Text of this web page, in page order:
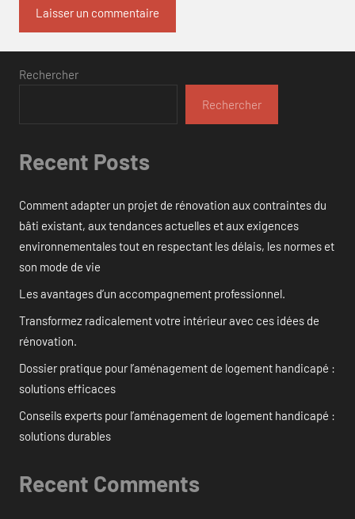
Rechercher
Rechercher
Recent Posts
Comment adapter un projet de rénovation aux contraintes du
bâti existant, aux tendances actuelles et aux exigences
environnementales tout en respectant les délais, les normes et
son mode de vie
Les avantages d’un accompagnement professionnel.
Transformez radicalement votre intérieur avec ces idées de
rénovation.
Dossier pratique pour l’aménagement de logement handicapé :
solutions efficaces
Conseils experts pour l’aménagement de logement handicapé :
solutions durables
Recent Comments